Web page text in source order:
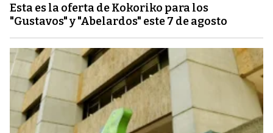
Esta es la oferta de Kokoriko para los
"Gustavos" y "Abelardos" este 7 de agosto